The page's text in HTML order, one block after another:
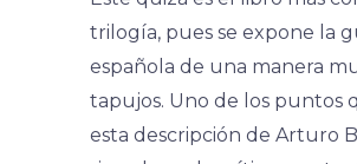
trilogía, pues se expone la
española de una manera
tapujos. Uno de los puntos
esta descripción de Arturo